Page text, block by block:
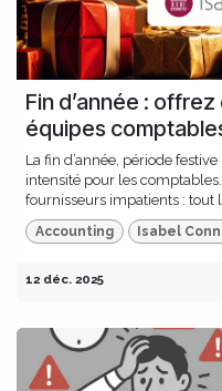
Fin d’année :
équipes
La fin d’année, période
intensité pour les
fournisseurs impatients : tout
Accounting Isabel
12 déc. 2025